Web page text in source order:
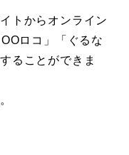
トからオンライン
ロコ」「ぐるな
ることができま